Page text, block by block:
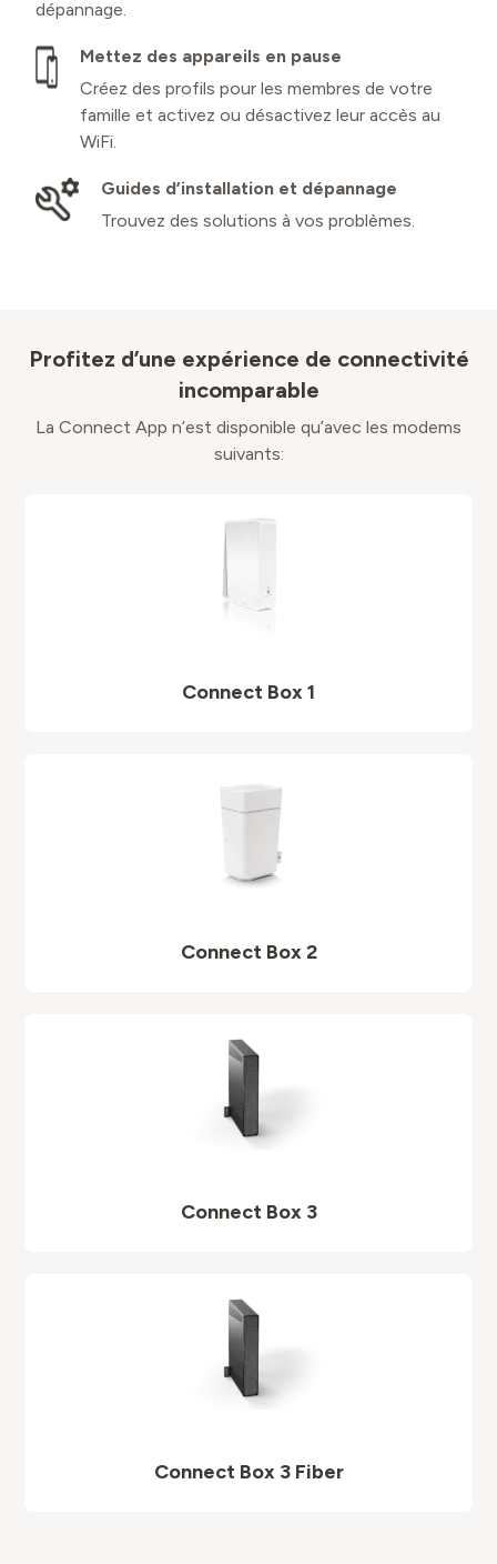
dépannage.
Mettez des appareils en pause
Créez des profils pour les membres de votre
famille et activez ou désactivez leur accès au
WiFi.
Guides d’installation et dépannage
Trouvez des solutions à vos problèmes.
Profitez d’une expérience de connectivité
incomparable
La Connect App n’est disponible qu’avec les modems
suivants:
Connect Box 1
Connect Box 2
Connect Box 3
Connect Box 3 Fiber